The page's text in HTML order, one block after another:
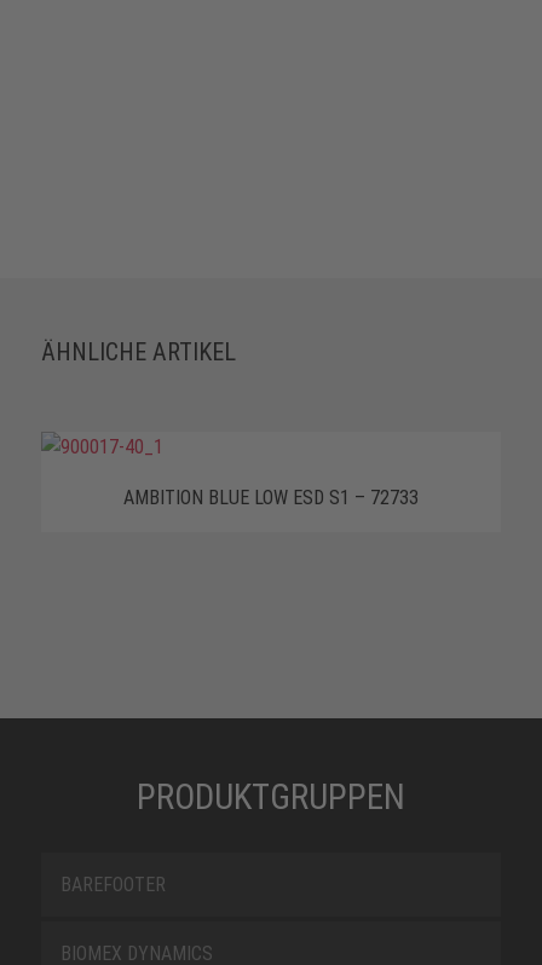
ÄHNLICHE ARTIKEL
AMBITION BLUE LOW ESD S1 – 72733
PRODUKTGRUPPEN
BAREFOOTER
BIOMEX DYNAMICS